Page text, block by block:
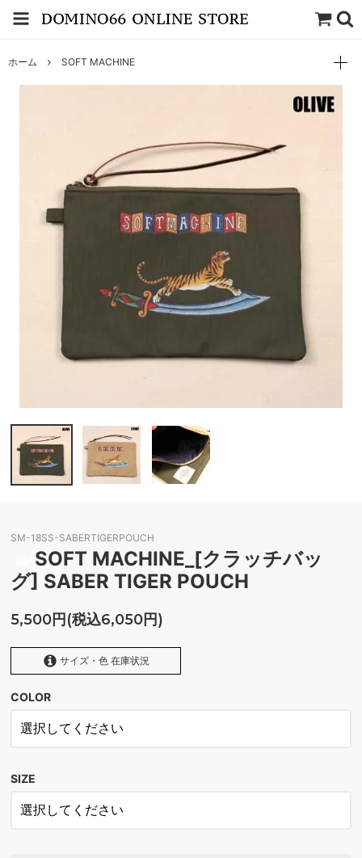
ホーム SOFT MACHINE
SM-18SS-SABERTIGERPOUCH
SOFT MACHINE_[クラッチバッ
グ] SABER TIGER POUCH
5,500円(税込6,050円)
サイズ・色 在庫状況
COLOR
SIZE